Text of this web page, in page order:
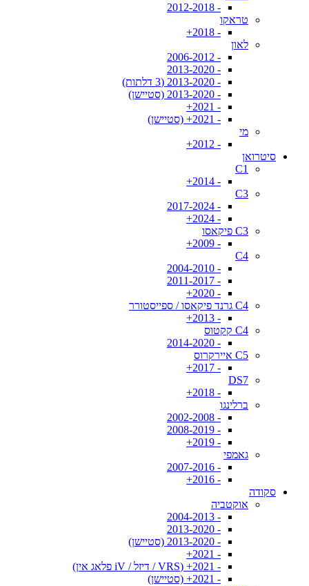
- 2012-2018
טראקו
- 2018+
לאון
- 2006-2012
- 2013-2020
- 2013-2020 (3 דלתות)
- 2013-2020 (סטיישן)
- 2021+
- 2021+ (סטיישן)
מי
- 2012+
סיטרואן
C1
- 2014+
C3
- 2017-2024
- 2024+
C3 פיקאסו
- 2009+
C4
- 2004-2010
- 2011-2017
- 2020+
C4 גרנד פיקאסו / ספייסטורר
- 2013+
C4 קקטוס
- 2014-2020
C5 איירקרוס
- 2017+
DS7
- 2018+
ברלינגו
- 2002-2008
- 2008-2019
- 2019+
גאמפי
- 2007-2016
- 2016+
סקודה
אוקטביה
- 2004-2013
- 2013-2020
- 2013-2020 (סטיישן)
- 2021+
- 2021+ (VRS / דיזל / iV פלאג אין)
- 2021+ (סטיישן)